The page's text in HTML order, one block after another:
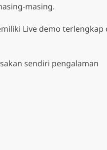
masing.
Live demo terlengkap
sendiri pengalaman